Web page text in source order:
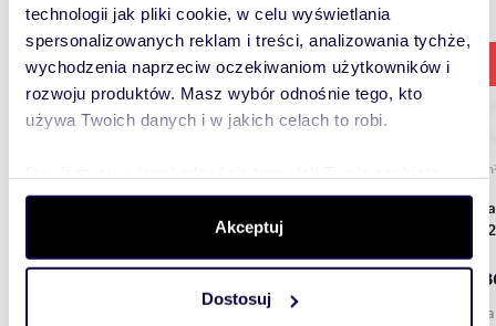
technologii jak pliki cookie, w celu wyświetlania
spersonalizowanych reklam i treści, analizowania tychże,
wychodzenia naprzeciw oczekiwaniom użytkowników i
rozwoju produktów. Masz wybór odnośnie tego, kto
używa Twoich danych i w jakich celach to robi.
dane są przetwarzane oraz ustaw własne preferencje w
. W Deklaracji plików cookie możesz
zmienić lub wycofać swoją zgodę w dowolnej chwili.
Wykorzystujemy pliki cookie do spersonalizowania treści
Akceptuj
Dostosuj
m
746 m2
305